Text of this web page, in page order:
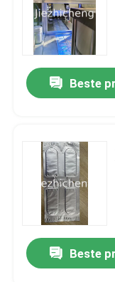
Thuis
Beste
Beste